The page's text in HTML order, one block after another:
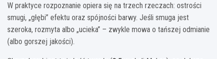
W praktyce rozpoznanie opiera się na trzech rzeczach: ostrości
smugi, „głębi” efektu oraz spójności barwy. Jeśli smuga jest
szeroka, rozmyta albo „ucieka” – zwykle mowa o tańszej odmianie
(albo gorszej jakości).